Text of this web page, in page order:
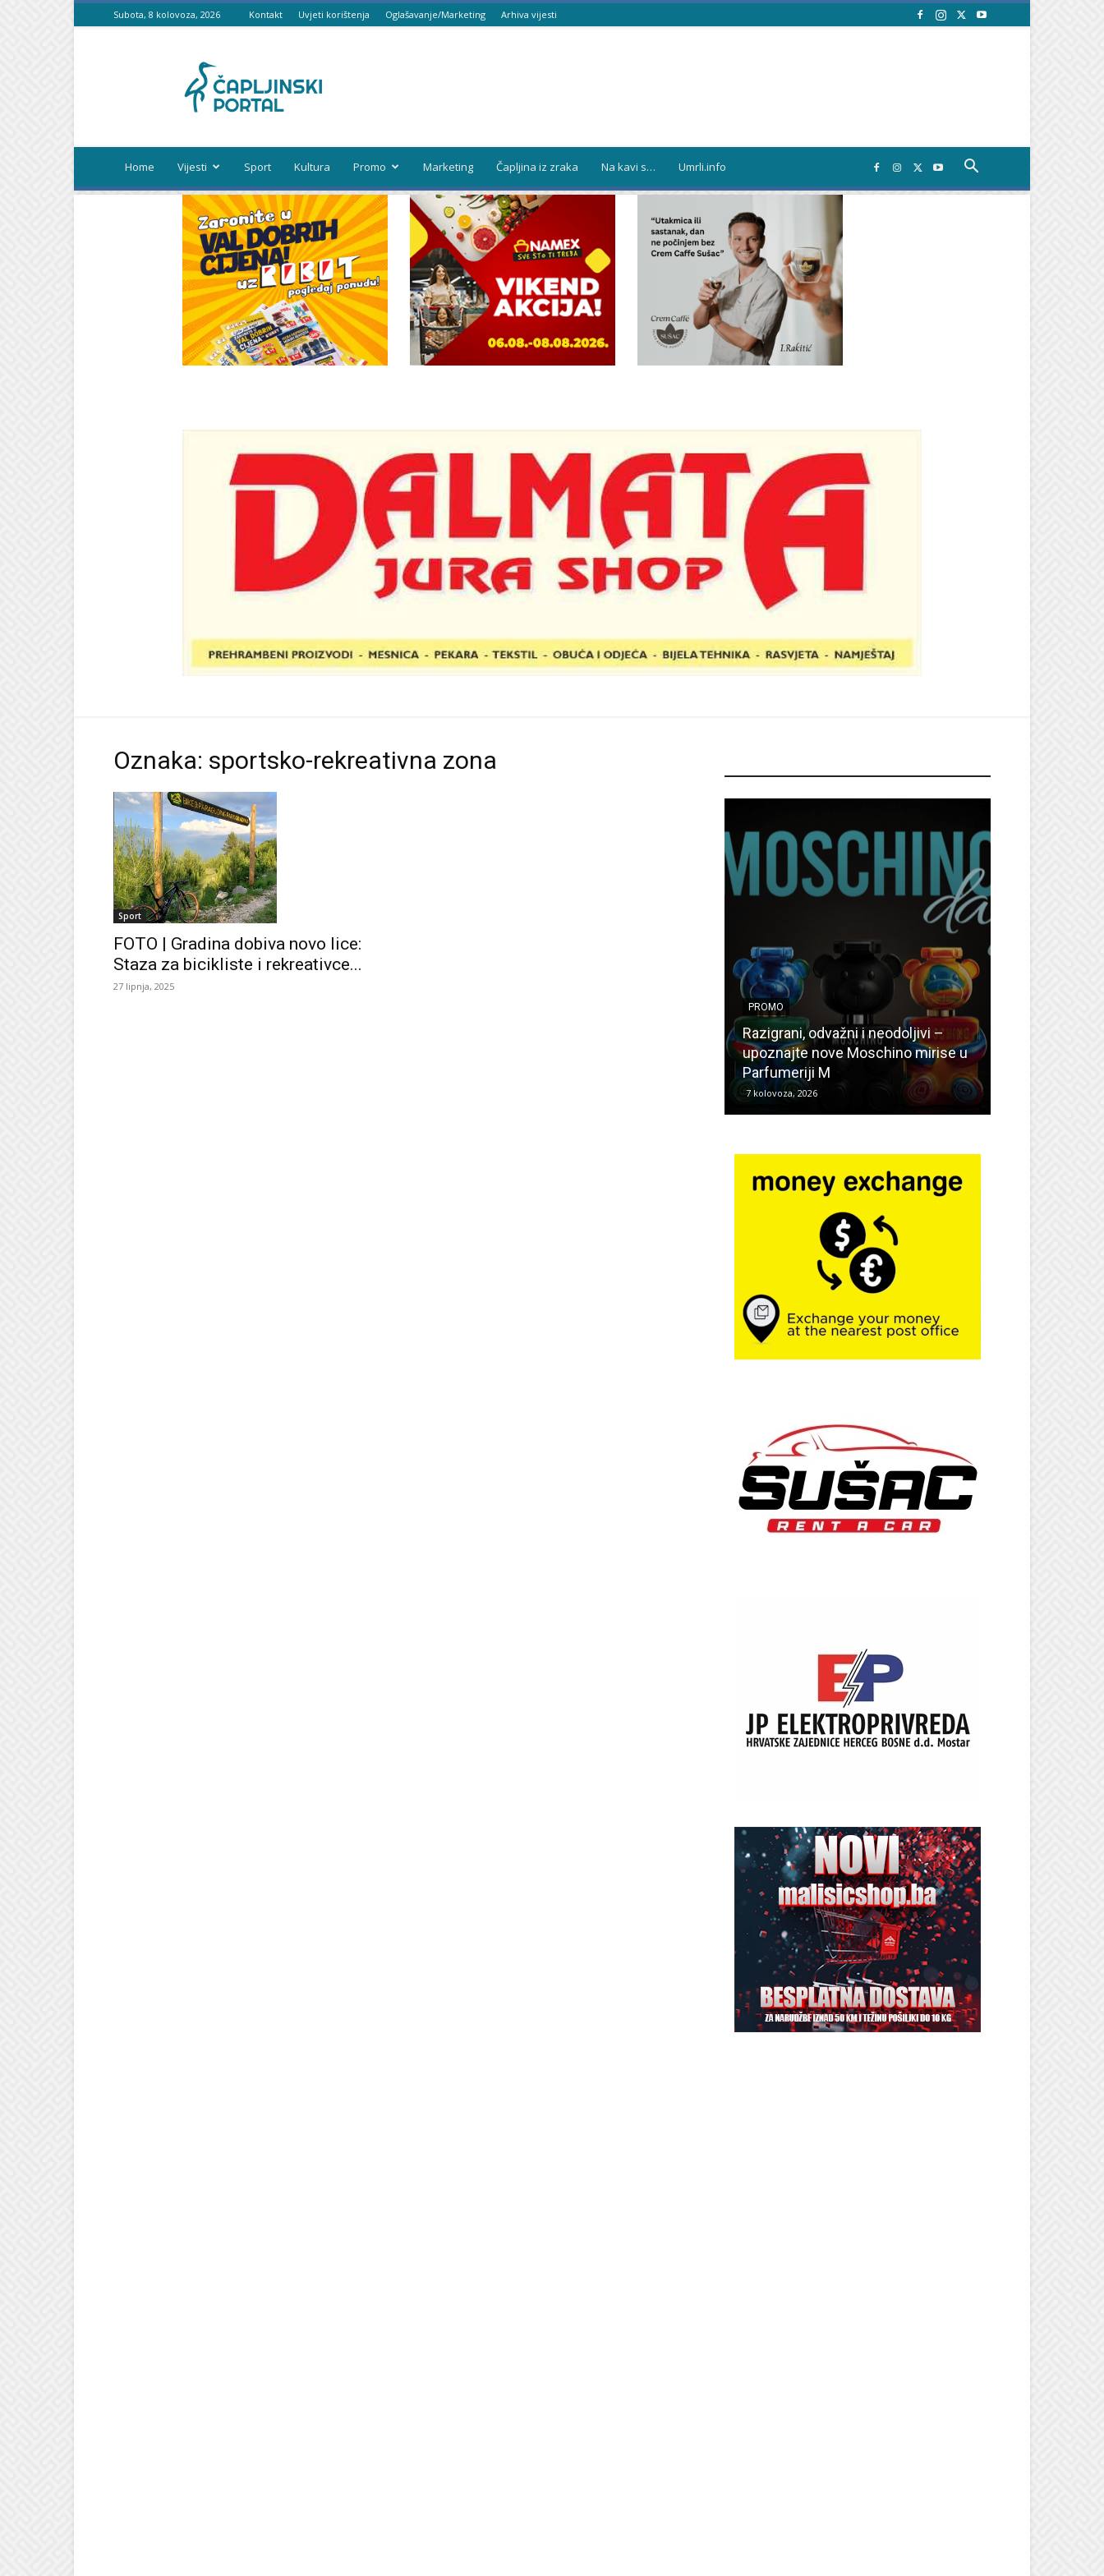
Subota, 8 kolovoza, 2026 Kontakt Uvjeti korištenja Oglašavanje/Marketing Arhiva vijesti
portal
Home Vijesti Sport Kultura Promo Marketing Čapljina iz zraka Na kavi s… Umrli.info
Oznaka: sportsko-rekreativna zona
Sport
FOTO | Gradina dobiva novo lice:
Staza za bicikliste i rekreativce...
27 lipnja, 2025
PROMO
Razigrani, odvažni i neodoljivi –
upoznajte nove Moschino mirise u
Parfumeriji M
7 kolovoza, 2026